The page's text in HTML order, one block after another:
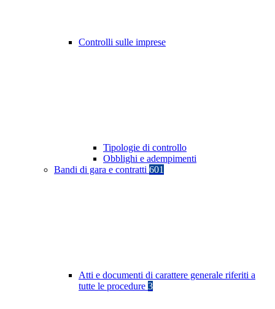
Controlli sulle imprese
Tipologie di controllo
Obblighi e adempimenti
Bandi di gara e contratti 601
Atti e documenti di carattere generale riferiti a
tutte le procedure 3